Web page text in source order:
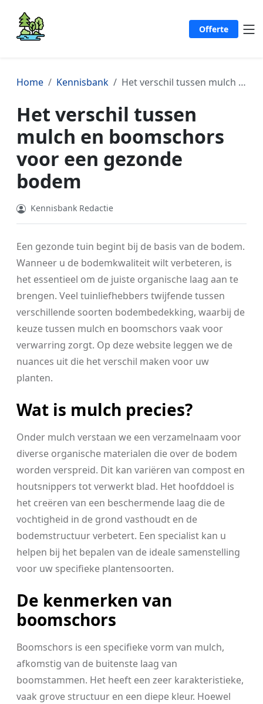
Offerte
Home Kennisbank Het verschil tussen mulch en boomschors voor een gezonde bodem
Het verschil tussen
mulch en boomschors
voor een gezonde
bodem
Kennisbank Redactie
Een gezonde tuin begint bij de basis van de bodem.
Wanneer u de bodemkwaliteit wilt verbeteren, is
het essentieel om de juiste organische laag aan te
brengen. Veel tuinliefhebbers twijfende tussen
verschillende soorten bodembedekking, waarbij de
keuze tussen mulch en boomschors vaak voor
verwarring zorgt. Op deze website leggen we de
nuances uit die het verschil maken voor uw
planten.
Wat is mulch precies?
Onder mulch verstaan we een verzamelnaam voor
diverse organische materialen die over de bodem
worden verspreid. Dit kan variëren van compost en
houtsnippers tot verwerkt blad. Het hoofddoel is
het creëren van een beschermende laag die de
vochtigheid in de grond vasthoudt en de
bodemstructuur verbetert. Een specialist kan u
helpen bij het bepalen van de ideale samenstelling
voor uw specifieke plantensoorten.
De kenmerken van
boomschors
Boomschors is een specifieke vorm van mulch,
afkomstig van de buitenste laag van
boomstammen. Het heeft een zeer karakteristieke,
vaak grove structuur en een diepe kleur. Hoewel